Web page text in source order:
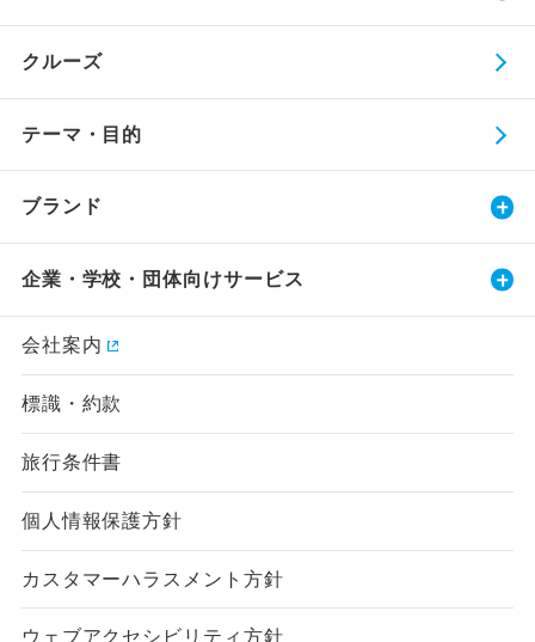
クルーズ
テーマ・目的
ブランド
企業・学校・団体向けサービス
会社案内
標識・約款
旅行条件書
個人情報保護方針
カスタマーハラスメント方針
ウェブアクセシビリティ方針